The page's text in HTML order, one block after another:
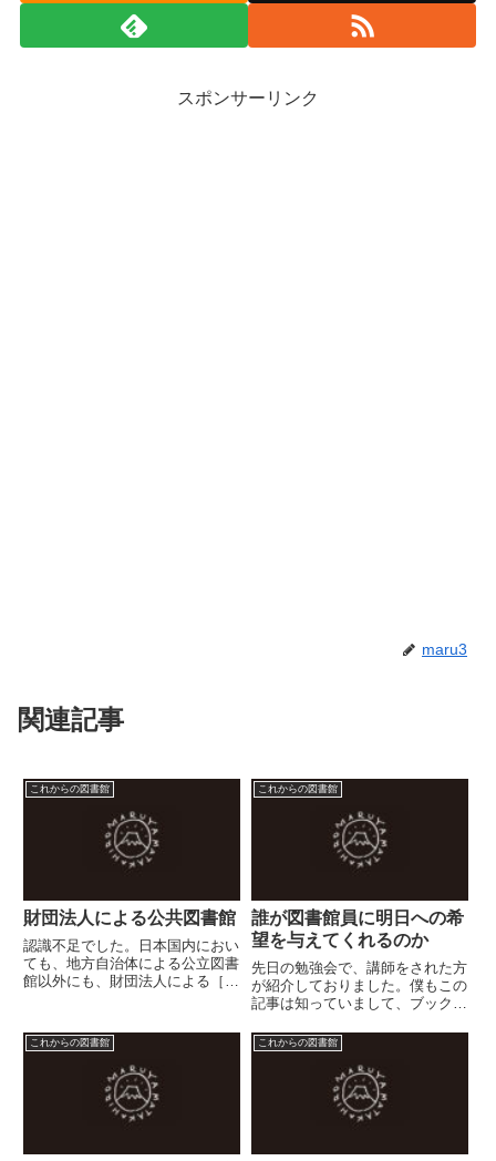
スポンサーリンク
maru3
関連記事
これからの図書館
財団法人による公共図書館
認識不足でした。日本国内におい
ても、地方自治体による公立図書
館以外にも、財団法人による［公
（長野県） ・成田山仏教図書館
成田山文化財団（千葉県）図書館
法上は、公立図書館と私立図書...
これからの図書館
誰が図書館員に明日への希
望を与えてくれるのか
先日の勉強会で、講師をされた方
が紹介しておりました。僕もこの
記事は知っていまして、ブックス
の絵本ですよ...と、「おやすみな
さいおつきさま」を紹介したこと
もあります。これはぜひ、すべて
の図書館員、すべてのライブ...
これからの図書館 これからの図書館